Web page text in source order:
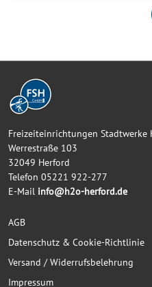
Freizeiteinrichtungen Stadtwerke
Werrestraße 103
32049 Herford
Telefon 05221 922-277
E-Mail info@h2o-herford.de
AGB
Datenschutz & Cookie-Richtlinie
Versand / Widerrufsbelehrung
Impressum